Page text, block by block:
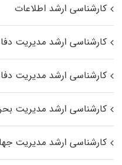
کارشناسی ارشد اطلاعات
کارشناسی ارشد مدیریت
کارشناسی ارشد مدیریت
کارشناسی ارشد مدیریت
کارشناسی ارشد مدیریت